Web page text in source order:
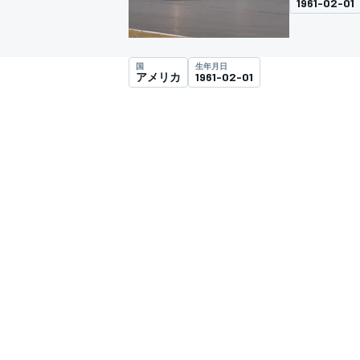
国
アメリカ
生年月日
1961-02-01